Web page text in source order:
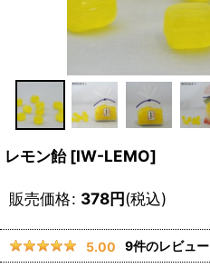
レモン飴 [IW-LEMO]
販売価格: 378円(税込)
5.00 9件のレビュー